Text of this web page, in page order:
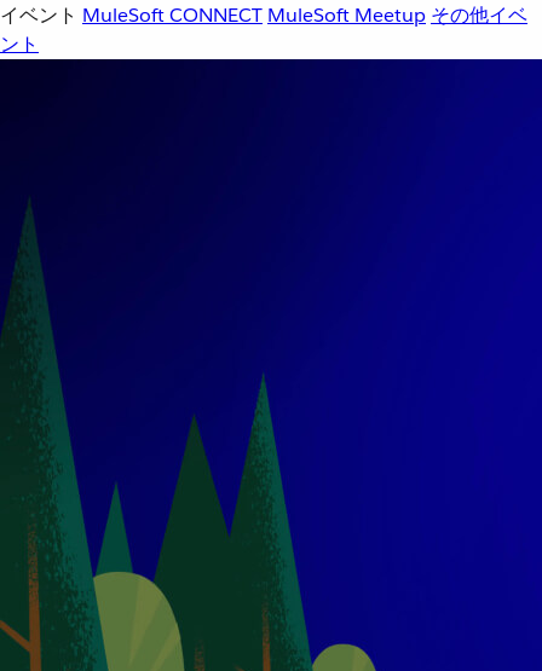
イベント MuleSoft CONNECT MuleSoft Meetup その他イベ
ント